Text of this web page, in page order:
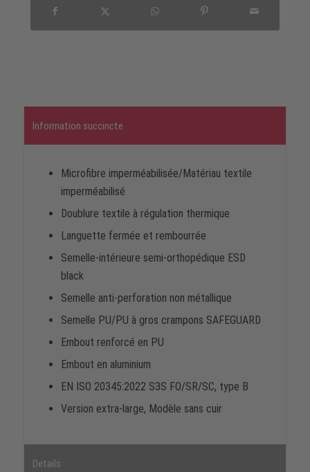
Information succincte
Microfibre imperméabilisée/Matériau textile
imperméabilisé
Doublure textile à régulation thermique
Languette fermée et rembourrée
Semelle-intérieure semi-orthopédique ESD
black
Semelle anti-perforation non métallique
Semelle PU/PU à gros crampons SAFEGUARD
Embout renforcé en PU
Embout en aluminium
EN ISO 20345:2022 S3S FO/SR/SC, type B
Version extra-large, Modèle sans cuir
Details